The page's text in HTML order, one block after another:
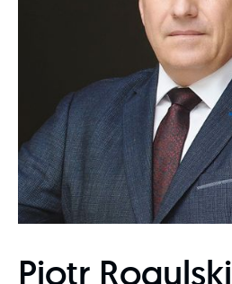
Piotr Rogulski